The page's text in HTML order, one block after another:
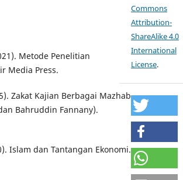
Metode Penelitian
Media Press.
Zakat Kajian Berbagai Mazhab
Bahruddin Fannany).
Islam dan Tantangan Ekonomi.
Commons
Attribution-
ShareAlike 4.0
International
License.